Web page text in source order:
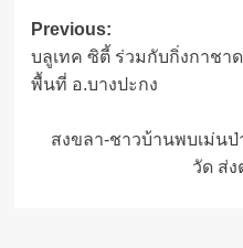
Post
navigation
Previous:
บลูเทค ซิตี้ ร่วมกับกิ่งกาชา
พื้นที่ อ.บางปะกง
สงขลา-ชาวบ้านพบเม่น
วัด ส่